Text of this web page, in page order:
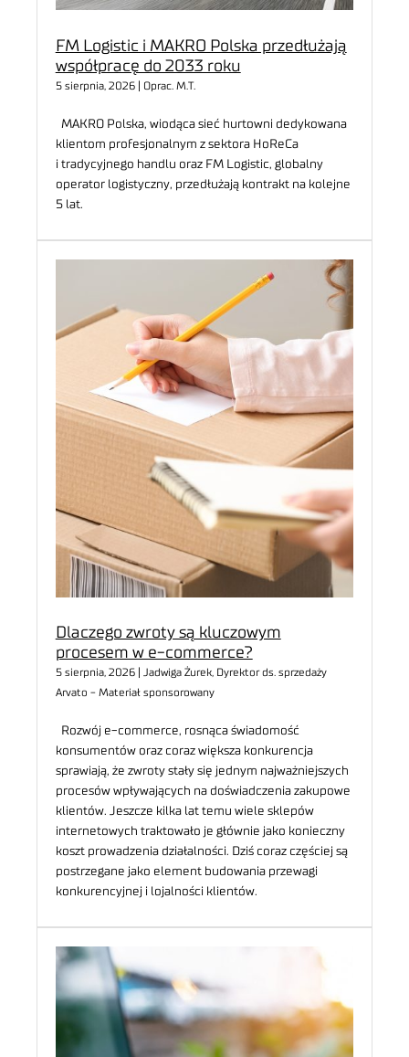
FM Logistic i MAKRO Polska przedłużają
współpracę do 2033 roku
5 sierpnia, 2026 | Oprac. M.T.
MAKRO Polska, wiodąca sieć hurtowni dedykowana
klientom profesjonalnym z sektora HoReCa
i tradycyjnego handlu oraz FM Logistic, globalny
operator logistyczny, przedłużają kontrakt na kolejne
5 lat.
Dlaczego zwroty są kluczowym
procesem w e-commerce?
5 sierpnia, 2026 | Jadwiga Żurek, Dyrektor ds. sprzedaży
Arvato - Materiał sponsorowany
Rozwój e-commerce, rosnąca świadomość
konsumentów oraz coraz większa konkurencja
sprawiają, że zwroty stały się jednym najważniejszych
procesów wpływających na doświadczenia zakupowe
klientów. Jeszcze kilka lat temu wiele sklepów
internetowych traktowało je głównie jako konieczny
koszt prowadzenia działalności. Dziś coraz częściej są
postrzegane jako element budowania przewagi
konkurencyjnej i lojalności klientów.